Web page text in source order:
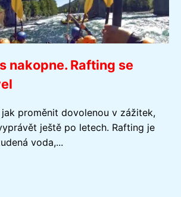
nakopne. Rafting se
proměnit dovolenou v zážitek,
ještě po letech. Rafting je
voda,...